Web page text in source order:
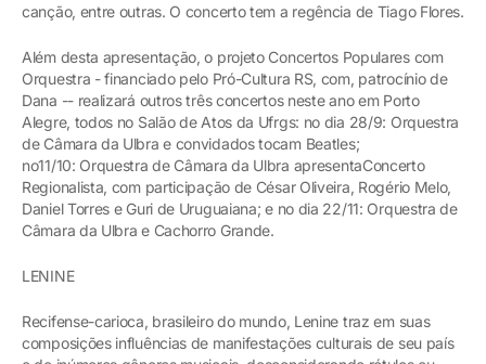
canção, entre outras. O concerto tem a regência de Tiago Flores.
Além desta apresentação, o projeto Concertos Populares com
Orquestra - financiado pelo Pró-Cultura RS, com, patrocínio de
Dana -- realizará outros três concertos neste ano em Porto
Alegre, todos no Salão de Atos da Ufrgs: no dia 28/9: Orquestra
de Câmara da Ulbra e convidados tocam Beatles;
no11/10: Orquestra de Câmara da Ulbra apresentaConcerto
Regionalista, com participação de César Oliveira, Rogério Melo,
Daniel Torres e Guri de Uruguaiana; e no dia 22/11: Orquestra de
Câmara da Ulbra e Cachorro Grande.
LENINE
Recifense-carioca, brasileiro do mundo, Lenine traz em suas
composições influências de manifestações culturais de seu país